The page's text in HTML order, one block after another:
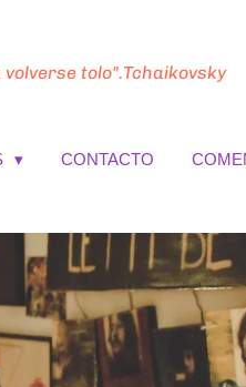
tolo".Tchaikovsky
CONTACTO